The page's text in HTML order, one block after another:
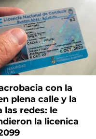
con la
plena calle y la
las redes: le
la licenica